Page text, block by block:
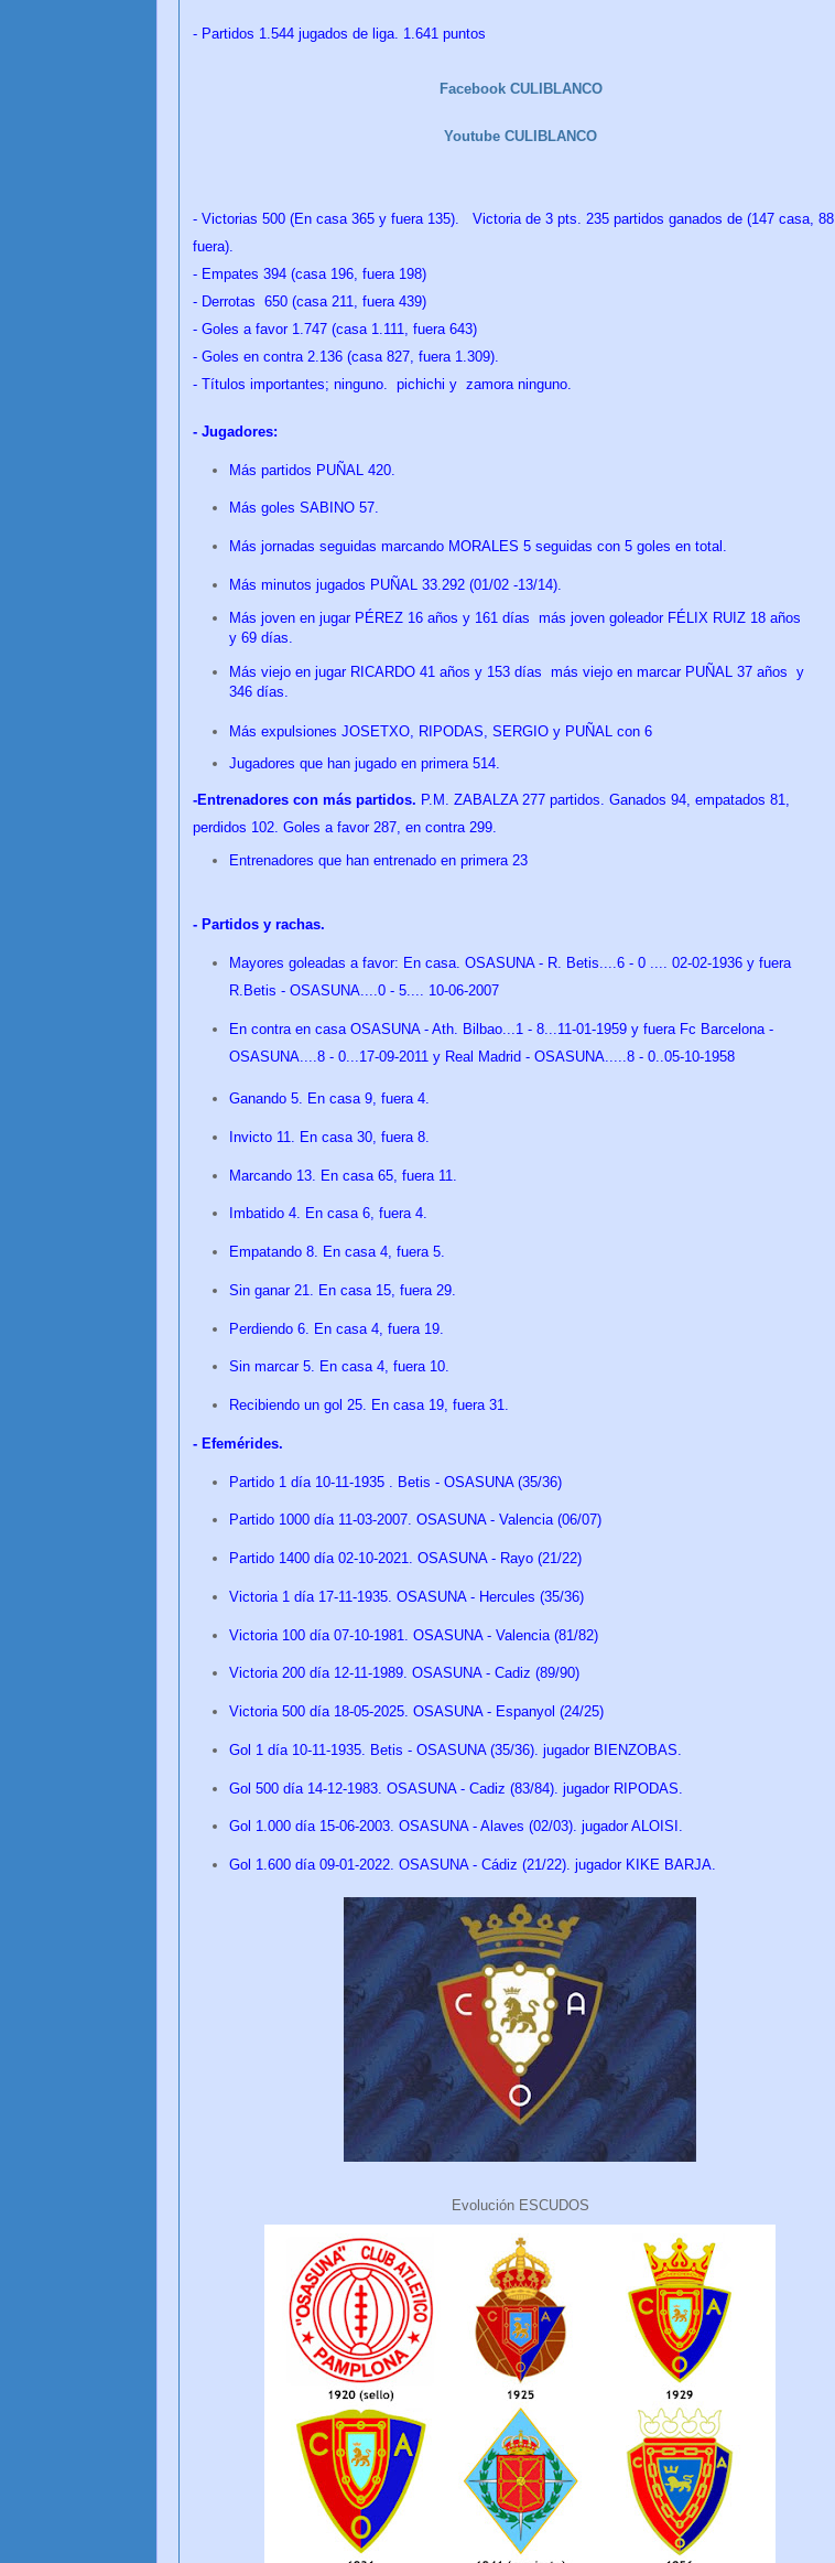
- Partidos 1.544 jugados de liga. 1.641 puntos
Facebook CULIBLANCO
Youtube CULIBLANCO
- Victorias 500 (En casa 365 y fuera 135). Victoria de 3 pts. 235 partidos ganados de (147 casa, 88
fuera).
- Empates 394 (casa 196, fuera 198)
- Derrotas 650 (casa 211, fuera 439)
- Goles a favor 1.747 (casa 1.111, fuera 643)
- Goles en contra 2.136 (casa 827, fuera 1.309).
- Títulos importantes; ninguno. pichichi y zamora ninguno.
- Jugadores:
Más partidos PUÑAL 420.
Más goles SABINO 57.
Más jornadas seguidas marcando MORALES 5 seguidas con 5 goles en total.
Más minutos jugados PUÑAL 33.292 (01/02 -13/14).
Más joven en jugar PÉREZ 16 años y 161 días más joven goleador FÉLIX RUIZ 18 años
y 69 días
Más viejo en jugar RICARDO 41 años y 153 días más viejo en marcar PUÑAL 37 años y
346 días
Más expulsiones JOSETXO, RIPODAS, SERGIO y PUÑAL con 6
Jugadores que han jugado en primera 514.
-Entrenadores con más partidos. P.M. ZABALZA 277 partidos. Ganados 94, empatados 81,
perdidos 102. Goles a favor 287, en contra 299.
Entrenadores que han entrenado en primera 23
- Partidos y rachas.
Mayores goleadas a favor: En casa. OSASUNA - R. Betis....6 - 0 .... 02-02-1936 y fuera
R.Betis - OSASUNA....0 - 5.... 10-06-2007
En contra en casa OSASUNA - Ath. Bilbao...1 - 8...11-01-1959 y fuera Fc Barcelona -
OSASUNA....8 - 0...17-09-2011 y Real Madrid - OSASUNA.....8 - 0..05-10-1958
Ganando 5. En casa 9, fuera 4.
Invicto 11. En casa 30, fuera 8.
Marcando 13. En casa 65, fuera 11.
Imbatido 4. En casa 6, fuera 4.
Empatando 8. En casa 4, fuera 5.
Sin ganar 21. En casa 15, fuera 29.
Perdiendo 6. En casa 4, fuera 19.
Sin marcar 5. En casa 4, fuera 10.
Recibiendo un gol 25. En casa 19, fuera 31.
- Efemérides.
Partido 1 día 10-11-1935 . Betis - OSASUNA (35/36)
Partido 1000 día 11-03-2007. OSASUNA - Valencia (06/07)
Partido 1400 día 02-10-2021. OSASUNA - Rayo (21/22)
Victoria 1 día 17-11-1935. OSASUNA - Hercules (35/36)
Victoria 100 día 07-10-1981. OSASUNA - Valencia (81/82)
Victoria 200 día 12-11-1989. OSASUNA - Cadiz (89/90)
Victoria 500 día 18-05-2025. OSASUNA - Espanyol (24/25)
Gol 1 día 10-11-1935. Betis - OSASUNA (35/36). jugador BIENZOBAS.
Gol 500 día 14-12-1983. OSASUNA - Cadiz (83/84). jugador RIPODAS.
Gol 1.000 día 15-06-2003. OSASUNA - Alaves (02/03). jugador ALOISI.
Gol 1.600 día 09-01-2022. OSASUNA - Cádiz (21/22). jugador KIKE BARJA.
Evolución ESCUDOS